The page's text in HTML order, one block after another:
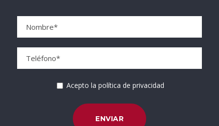
Acepto la política de privacidad